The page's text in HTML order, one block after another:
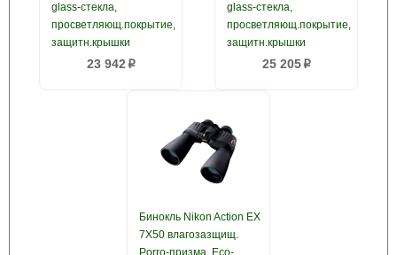
glass-стекла,
просветляющ.покрытие,
защитн.крышки
23 942 p
glass-стекла,
просветляющ.покрытие,
защитн.крышки
25 205p
Бинокль Nikon Action EX
7X50 влагозазщищ.
Porro-призма, Eco-